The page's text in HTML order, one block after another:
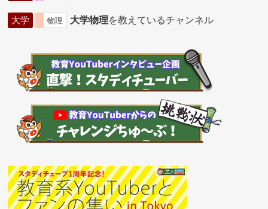
大学 物理 大学物理を教えているチャンネル